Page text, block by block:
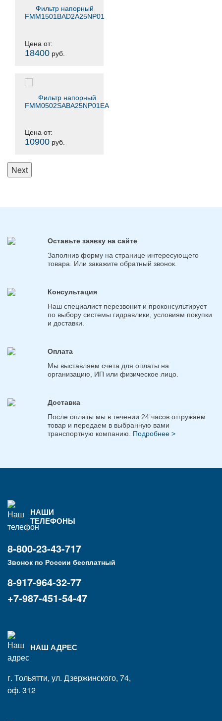
Фильтр напорный
FMM1501BAD2A25NP01
Цена от:
18400 руб.
Фильтр напорный
FMM0502SABA25NP01EA
Цена от:
10900 руб.
Next
Оставьте заявку на сайте
Заполнив форму на странице интересующего
товара. Или закажите обратный звонок.
Консультация
Наш специалист перезвонит и проконсультирует
по выбору системы гидравлики, условиям покупки
и доставки.
Оплата
Мы выставляем счета для оплаты на
организацию, ИП или физическое лицо.
Доставка
После оплаты мы в течении 24 часов отгружаем
товар и передаем в выбранную вами
транспортную компанию. Подробнее >
НАШИ
ТЕЛЕФОНЫ
8-800-23-43-717
Звонок по России бесплатный
8-917-964-32-77
+7-987-451-54-47
НАШ АДРЕС
г. Тольятти, ул. Дзержинского, 74,
оф. 312